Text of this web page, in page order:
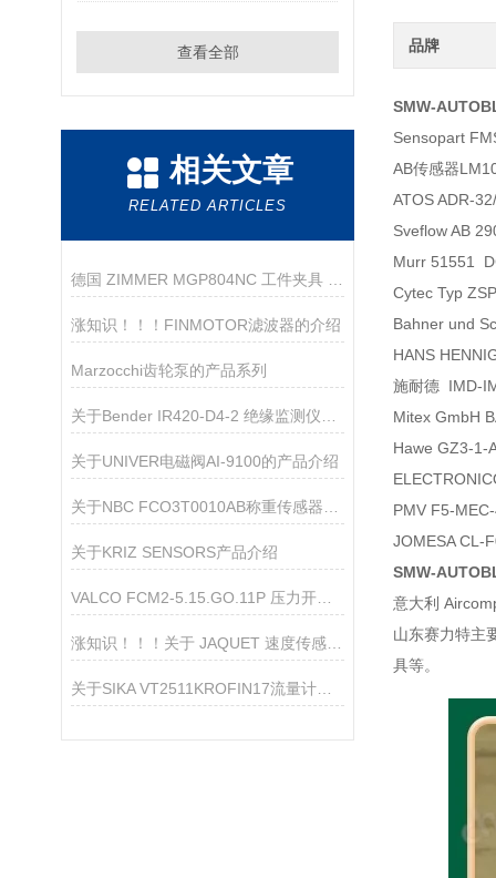
查看全部
相关文章
RELATED ARTICLES
涨知识！！！FINMOTOR滤波器的介绍
Marzocchi齿轮泵的产品系列
关于UNIVER电磁阀AI-9100的产品介绍
关于KRIZ SENSORS产品介绍
VALCO FCM2-5.15.GO.11P 压力开关 产品资料
涨知识！！！关于 JAQUET 速度传感器的介绍
关于SIKA VT2511KROFIN17流量计的产品介绍
品牌
SMW-
Sensopart
AB传感器
ATOS ADR-
Sveflow AB
Murr 51551
Cytec Typ
Bahner und
HANS
施耐德 IMD-
Mitex GmbH
Hawe GZ3-1-
PMV F5-
JOMESA CL-
SMW-
意大利
山东赛力特主
具等。